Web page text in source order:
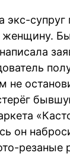
экс-
женщину.
не
он